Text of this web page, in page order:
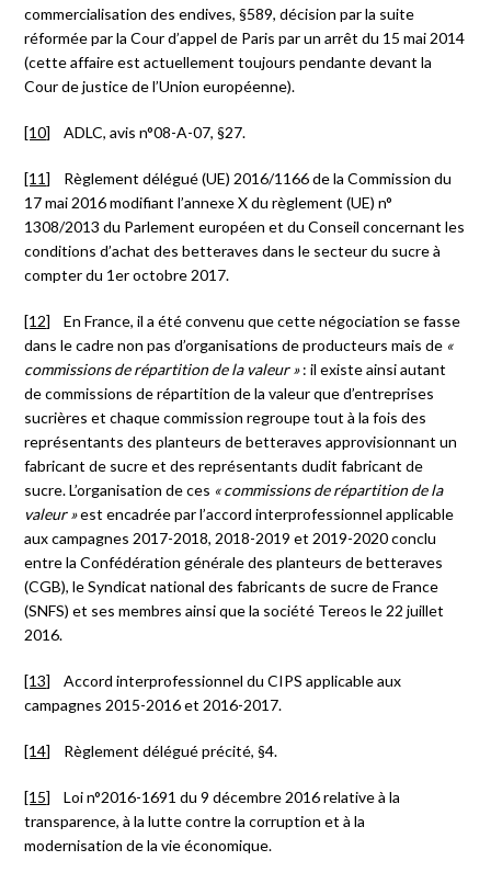
commercialisation des endives, §589, décision par la suite
réformée par la Cour d’appel de Paris par un arrêt du 15 mai 2014
(cette affaire est actuellement toujours pendante devant la
Cour de justice de l’Union européenne).
[10] ADLC, avis n°08-A-07, §27.
[11] Règlement délégué (UE) 2016/1166 de la Commission du
17 mai 2016 modifiant l’annexe X du règlement (UE) n°
1308/2013 du Parlement européen et du Conseil concernant les
conditions d’achat des betteraves dans le secteur du sucre à
compter du 1er octobre 2017.
[12] En France, il a été convenu que cette négociation se fasse
dans le cadre non pas d’organisations de producteurs mais de «
commissions de répartition de la valeur »: il existe ainsi autant
de commissions de répartition de la valeur que d’entreprises
sucrières et chaque commission regroupe tout à la fois des
représentants des planteurs de betteraves approvisionnant un
fabricant de sucre et des représentants dudit fabricant de
sucre. L’organisation de ces « commissions de répartition de la
valeur »est encadrée par l’accord interprofessionnel applicable
aux campagnes 2017-2018, 2018-2019 et 2019-2020 conclu
entre la Confédération générale des planteurs de betteraves
(CGB), le Syndicat national des fabricants de sucre de France
(SNFS) et ses membres ainsi que la société Tereos le 22 juillet
2016.
[13] Accord interprofessionnel du CIPS applicable aux
campagnes 2015-2016 et 2016-2017.
[14] Règlement délégué précité, §4.
[15] Loi n°2016-1691 du 9 décembre 2016 relative à la
transparence, à la lutte contre la corruption et à la
modernisation de la vie économique.